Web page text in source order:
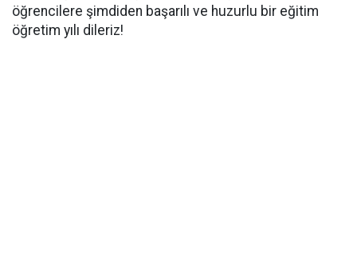
öğrencilere şimdiden başarılı ve huzurlu bir eğitim
öğretim yılı dileriz!